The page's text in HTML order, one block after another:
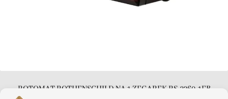
ROTOMAT ROTHENSCHILD NA 1 ZEGAREK RS-2260-1EB